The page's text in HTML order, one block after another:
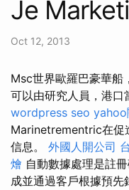
Je
Oct 12, 2013
Msc世界歐羅巴豪華
可以由研究人員，港口
wordpress seo yahoo
Marinetrementric在促
信息。 外國人開公司
燴 自動數據處理是註
成並通過客戶根據預